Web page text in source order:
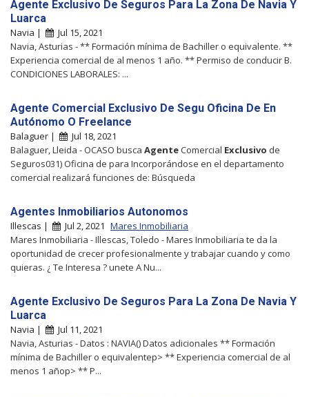
Agente Exclusivo De Seguros Para La Zona De Navia Y
Luarca
Navia |
Jul 15, 2021
Navia, Asturias - ** Formación mínima de Bachiller o equivalente. **
Experiencia comercial de al menos 1 año. ** Permiso de conducir B.
CONDICIONES LABORALES: ...
Agente Comercial Exclusivo De Segu Oficina De En
Autónomo O Freelance
Balaguer |
Jul 18, 2021
Balaguer, Lleida - OCASO busca AgenteComercial Exclusivo de
Seguros031) Oficina de para Incorporándose en el departamento
comercial realizará funciones de: Búsqueda
Agentes Inmobiliarios Autonomos
Illescas | Jul 2, 2021 Mares Inmobiliaria
Mares Inmobiliaria - Illescas, Toledo - Mares Inmobiliaria te da la
oportunidad de crecer profesionalmente y trabajar cuando y como
quieras. ¿ Te Interesa ? unete A Nu...
Agente Exclusivo De Seguros Para La Zona De Navia Y
Luarca
Navia |
Jul 11, 2021
Navia, Asturias - Datos : NAVIA() Datos adicionales ** Formación
mínima de Bachiller o equivalentep> ** Experiencia comercial de al
menos 1 añop> ** P...